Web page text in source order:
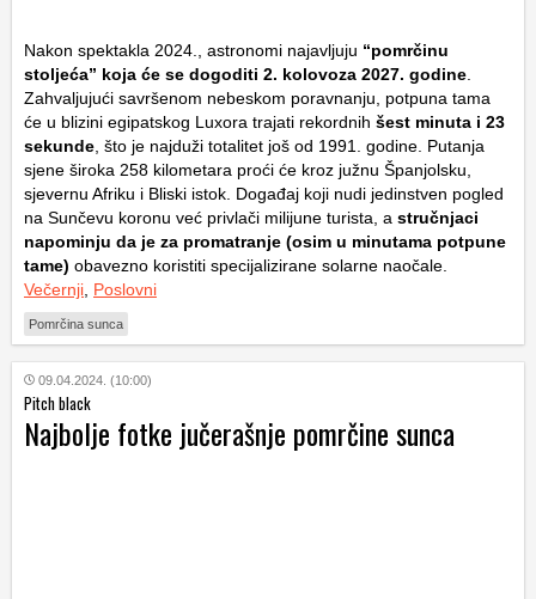
Nakon spektakla 2024., astronomi najavljuju “pomrčinu
stoljeća” koja će se dogoditi 2. kolovoza 2027. godine
Zahvaljujući savršenom nebeskom poravnanju, potpuna tama
će u blizini egipatskog Luxora trajati rekordnih šest minuta i 23
sekunde , što je najduži totalitet još od 1991. godine. Putanja
sjene široka 258 kilometara proći će kroz južnu Španjolsku,
sjevernu Afriku i Bliski istok. Događaj koji nudi jedinstven pogled
na Sunčevu koronu već privlači milijune turista, a stručnjaci
napominju da je za promatranje (osim u minutama potpune
tame) obavezno koristiti specijalizirane solarne naočale.
Večernji Poslovni
Pomrčina sunca
09.04.2024. (10:00)
Pitch black
Najbolje fotke jučerašnje pomrčine sunca